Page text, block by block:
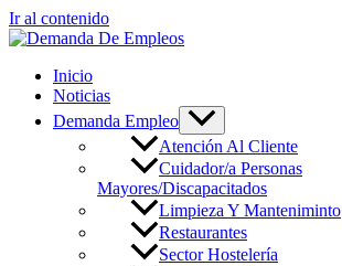
Ir al contenido
Inicio
Noticias
Demanda Empleo
Atención Al Cliente
Cuidador/a Personas
Mayores/Discapacitados
Limpieza Y Manteniminto
Restaurantes
Sector Hostelería